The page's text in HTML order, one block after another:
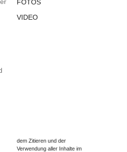
FOTOS
VIDEO
dem Zitieren und der
Verwendung aller Inhalte im